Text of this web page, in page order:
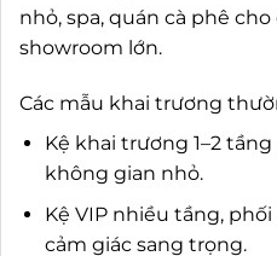
nhỏ, spa, quán cà phê
showroom lớn.
Các mẫu khai trương
Kệ khai trương 1–2
không gian nhỏ.
Kệ VIP nhiều tầng,
cảm giác sang trọng.